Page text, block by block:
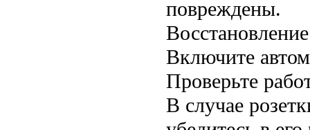
повреждены.
Включите
Проверьте
В случае